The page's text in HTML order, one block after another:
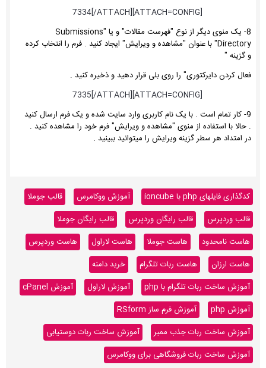
[ATTACH=CONFIG]7334[/ATTACH]
8- یک منوی دیگر از نوع "فهرست مقالات" و یا "Submissions
Directory" با عنوان "مشاهده و ویرایش" ایجاد کنید . فرم را انتخاب کرده
و گزینه "
فعال کردن دایرکتوری" را روی بلی قرار دهید و ذخیره کنید .
[ATTACH=CONFIG]7335[/ATTACH]
9- کار تمام است . با یک نام کاربری وارد سایت شده و یک فرم ارسال کنید
. حالا با استفاده از منوی "مشاهده و ویرایش" فرم خود را مشاهده کنید .
در امتداد هر سطر گزینه ویرایش را میتوانید ببینید .
کدگذاری فایلهای php با ioncube آموزش ووکامرس
قالب جوملا
قالب وردپرس
قالب رایگان وردپرس
قالب رایگان جوملا
هاست نامحدود
هاست جوملا هاست لاراول
هاست وردپرس
هاست ارزان
هاست ربات تلگرام
خرید دامنه
آموزش ساخت ربات تلگرام با php
آموزش لاراول
آموزش cPanel
آموزش php
آموزش فرم ساز RSform
آموزش ساخت ربات جذب ممبر
آموزش ساخت ربات دوستیابی
آموزش ساخت ربات فروشگاهی برای ووکامرس